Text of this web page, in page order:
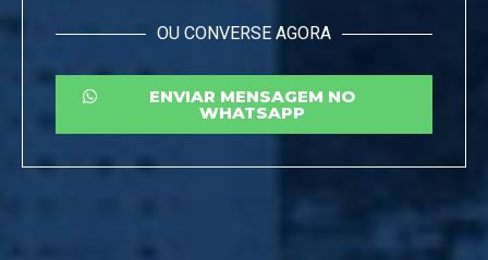
OU CONVERSE AGORA
ENVIAR MENSAGEM NO
WHATSAPP